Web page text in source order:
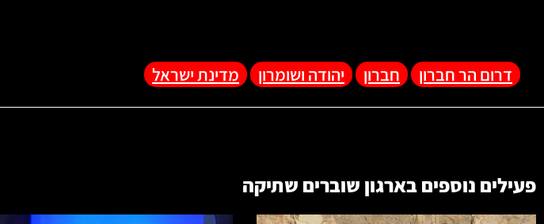
דרום הר חברון חברון יהודה ושומרון מדינת ישראל
פעילים נוספים בארגון שוברים שתיקה